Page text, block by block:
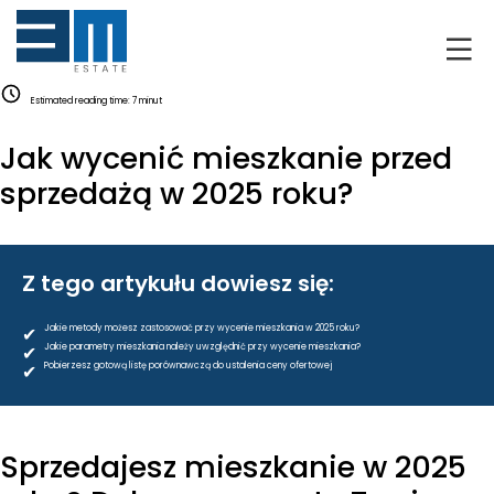
O NAS
GRUNTY
NIERUCHOMOŚCI
DRON
KREDYTOWANIE
BLOG
Estimated reading time:7minut
Jak wycenić mieszkanie przed
sprzedażą w 2025 roku?
Z tego artykułu dowiesz się:
Jakie metody możesz zastosować przy wycenie mieszkania w 2025 roku?
✔ Jakie parametry mieszkania należy uwzględnić przy wycenie mieszkania?
✔ Pobierzesz gotową listę porównawczą do ustalenia ceny ofertowej
✔
Sprzedajesz mieszkanie w 2025